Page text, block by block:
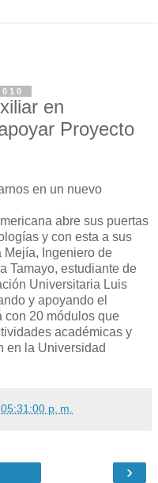
en
Proyecto
en un nuevo
abre sus puertas
y con esta a sus
Mejía, Ingeniero de
Tamayo, estudiante de
Universitaria Luis
y apoyando el
con 20 módulos que
académicas y
en la Universidad
p. m.
›